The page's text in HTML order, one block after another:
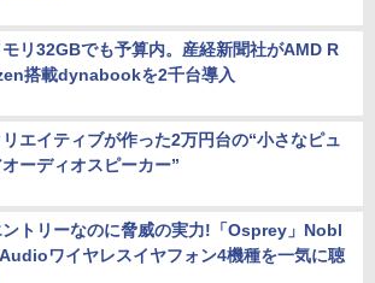
モリ32GBでも予算内。産経新聞社がAMD R
搭載dynabookを2千台導入
リエイティブが作った2万円台の“小さなピュ
オーディオスピーカー”
ントリーなのに脅威の実力!「Osprey」Nobl
ワイヤレスイヤフォン4機種を一気に聴